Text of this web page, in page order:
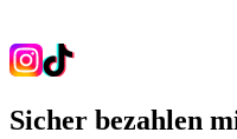
Sicher bezahlen